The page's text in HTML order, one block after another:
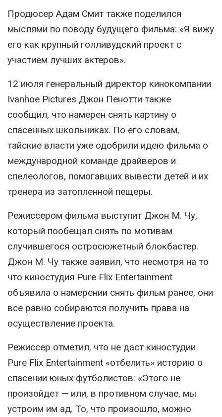
Продюсер Адам Смит также поделился
мыслями по поводу будущего фильма: «Я вижу
его как крупный голливудский проект с
участием лучших актеров».
12 июля генеральный директор кинокомпании
Ivanhoe Pictures Джон Пенотти также
сообщил, что намерен снять картину о
спасенных школьниках. По его словам,
тайские власти уже одобрили идею фильма о
международной команде драйверов и
спелеологов, помогавших вывести детей и их
тренера из затопленной пещеры.
Режиссером фильма выступит Джон М. Чу,
который пообещал снять по мотивам
случившегося остросюжетный блокбастер.
Джон М. Чу также заявил, что несмотря на то
что киностудия Pure Flix Entertainment
объявила о намерении снять фильм ранее, они
все равно собираются получить права на
осуществление проекта.
Режиссер отметил, что не даст киностудии
Pure Flix Entertainment «отбелить» историю о
спасении юных футболистов: «Этого не
произойдет — или, в противном случае, мы
устроим им ад. То, что произошло, можно